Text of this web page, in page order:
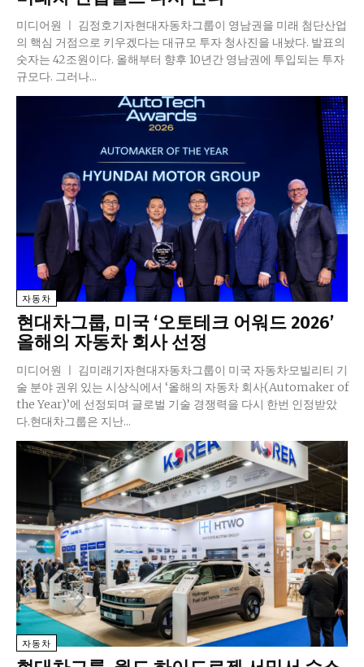
미디어원 ㅣ 김정호기자현대자동차그룹이 영남권을 미래 첨단산업
의 핵심 거점으로 키우겠다는 대규모 투자 청사진을 내놨다. 발표의
숫자는 42조원이다. 올해부터 향후 10년간 영남권에 투입되는 투자
규모다. 그러나...
자동차
현대차그룹, 미국 ‘오토테크 어워드 2026’
올해의 자동차 회사 선정
미디어원 ㅣ 김미래기자현대자동차그룹이 미국 자동차·모빌리티 기
술 분야 권위 있는 시상식에서 ‘올해의 자동차 회사(Automaker of
the Year)’에 선정되며 글로벌 기술 경쟁력을 다시 한번 인정받았
다.현대차그룹은 지난...
자동차